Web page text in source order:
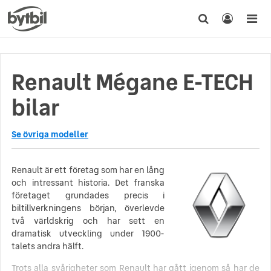
Renault Mégane E-TECH
bilar
Se övriga modeller
Renault är ett företag som har en lång
och intressant historia. Det franska
företaget grundades precis i
biltillverkningens början, överlevde
två världskrig och har sett en
dramatisk utveckling under 1900-
talets andra hälft.
Trots alla svårigheter som Renault har gått igenom så har de